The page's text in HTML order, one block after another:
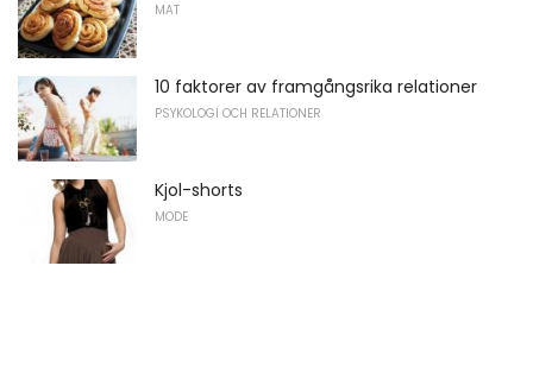
MAT
10 faktorer av framgångsrika relationer
PSYKOLOGI OCH RELATIONER
Kjol-shorts
MODE